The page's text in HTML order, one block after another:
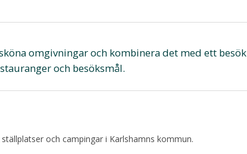
omgivningar och kombinera det med ett besök
och besöksmål.
och campingar i Karlshamns kommun.